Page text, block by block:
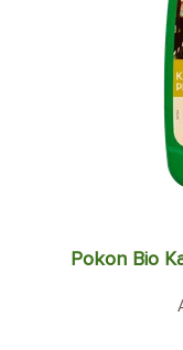
Pokon Bio